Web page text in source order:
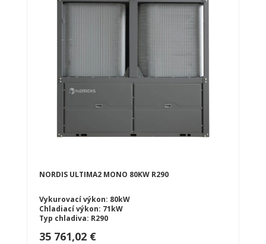
NORDIS ULTIMA2 MONO 80KW R290
Vykurovací výkon: 80kW
Chladiací výkon: 71kW
Typ chladiva: R290
35 761,02 €